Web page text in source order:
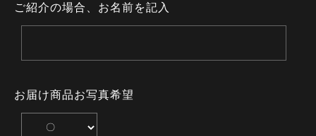
ご紹介の場合、お名前を記入
お届け商品お写真希望